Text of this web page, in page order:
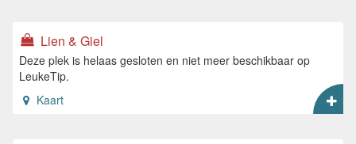
Lien & Giel
Deze plek is helaas gesloten en niet meer beschikbaar op
LeukeTip.
Kaart